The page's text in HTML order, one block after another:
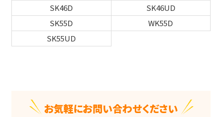
SK46D
SK46UD
SK55D
WK55D
SK55UD
お気軽にお問い合わせください